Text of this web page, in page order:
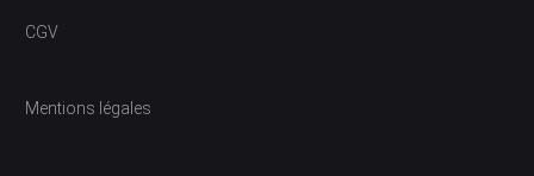
CGV
Mentions légales